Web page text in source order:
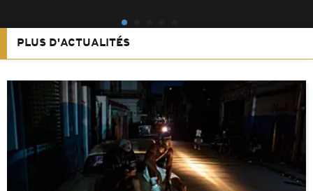
PLUS D'ACTUALITÉS